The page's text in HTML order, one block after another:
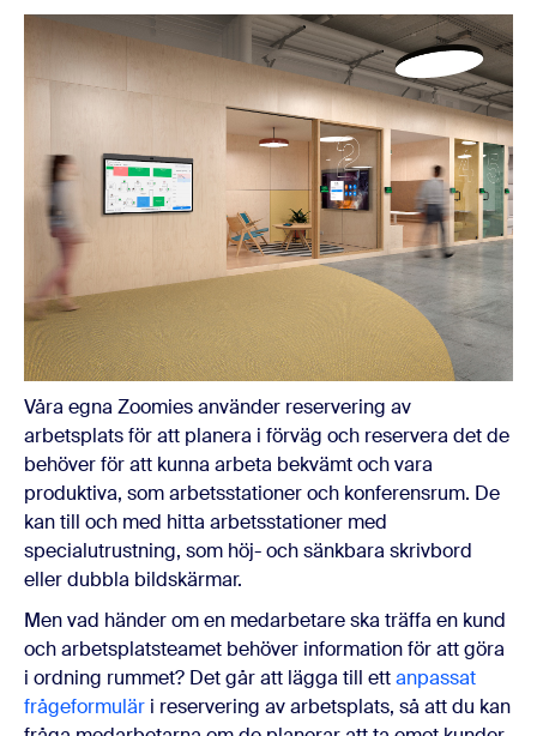
Våra egna Zoomies använder reservering av
arbetsplats för att planera i förväg och reservera det de
behöver för att kunna arbeta bekvämt och vara
produktiva, som arbetsstationer och konferensrum. De
kan till och med hitta arbetsstationer med
specialutrustning, som höj- och sänkbara skrivbord
eller dubbla bildskärmar.
Men vad händer om en medarbetare ska träffa en kund
och arbetsplatsteamet behöver information för att göra
i ordning rummet? Det går att lägga till ettanpassat
frågeformulär i reservering av arbetsplats, så att du kan